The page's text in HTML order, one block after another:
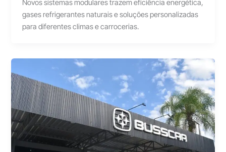
Novos sistemas modulares trazem eficiência energética,
gases refrigerantes naturais e soluções personalizadas
para diferentes climas e carrocerias.